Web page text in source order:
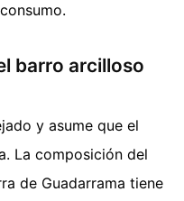
barro arcilloso
y asume que el
La composición del
de Guadarrama tiene